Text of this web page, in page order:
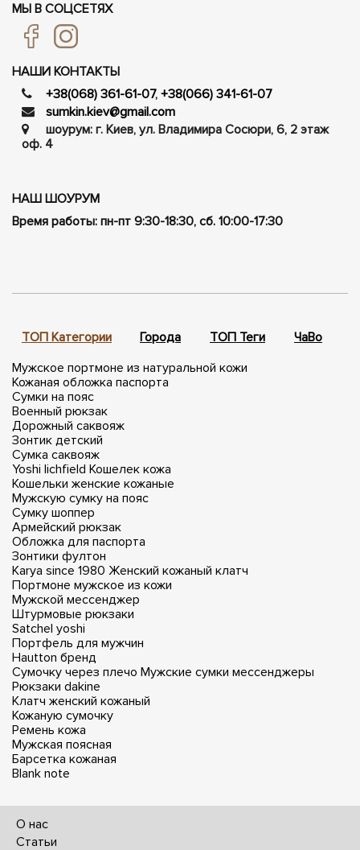
МЫ В СОЦСЕТЯХ
НАШИ КОНТАКТЫ
+38(068) 361-61-07, +38(066) 341-61-07
sumkin.kiev@gmail.com
шоурум: г. Киев, ул. Владимира Сосюри, ​​6, 2 этаж
оф. 4
НАШ ШОУРУМ
Время работы: пн-пт 9:30-18:30, сб. 10:00-17:30
ТОП Категории Города ТОП Теги ЧаВо
Мужское портмоне из натуральной кожи
Кожаная обложка паспорта
Сумки на пояс
Военный рюкзак
Дорожный саквояж
Зонтик детский
Сумка саквояж
Yoshi lichfield Кошелек кожа
Кошельки женские кожаные
Мужскую сумку на пояс
Сумку шоппер
Армейский рюкзак
Обложка для паспорта
Зонтики фултон
Karya since 1980 Женский кожаный клатч
Портмоне мужское из кожи
Мужской мессенджер
Штурмовые рюкзаки
Satchel yoshi
Портфель для мужчин
Hautton бренд
Сумочку через плечо Мужские сумки мессенджеры
Рюкзаки dakine
Клатч женский кожаный
Кожаную сумочку
Ремень кожа
Мужская поясная
Барсетка кожаная
Blank note
О нас
Статьи